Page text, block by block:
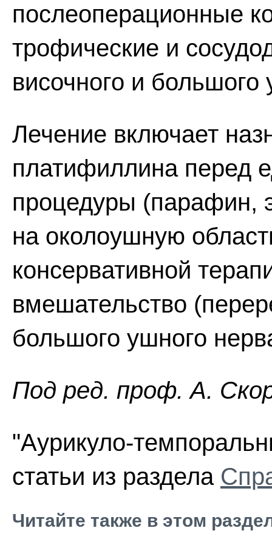
послеоперационные
трофические и
височного и большого
Лечение включает
платифиллина перед
процедуры (парафин,
на околоушную
консервативной
вмешательство
большого ушного
Пoд peд. проф. А.
"Аурикуло-
статьи из раздела
Читайте также в этом